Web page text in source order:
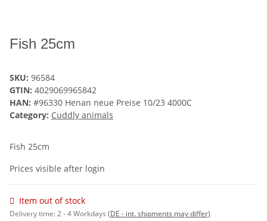
Fish 25cm
SKU: 96584
GTIN: 4029069965842
HAN: #96330 Henan neue Preise 10/23 4000C
Category: Cuddly animals
Fish 25cm
Prices visible after login
Item out of stock
Delivery time:2 - 4 Workdays (DE - int. shipments may differ)